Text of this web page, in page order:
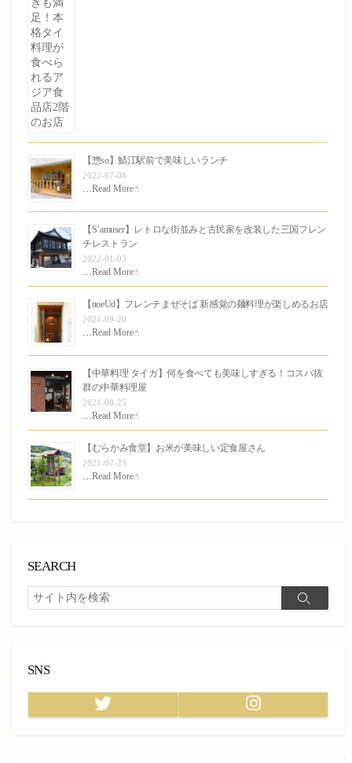
【惣so】鯖江駅前で美味しいランチ
2022-07-08
Read More☝︎
【S’amuser】レトロな街並みと古民家を改装した三国フレン
チレストラン
2022-01-03
Read More☝︎
【noeUd】フレンチまぜそば 新感覚の麺料理が楽しめるお店
2021-09-20
Read More☝︎
【中華料理 タイガ】何を食べても美味しすぎる！コスパ抜
群の中華料理屋
2021-08-25
Read More☝︎
【むらかみ食堂】お米が美味しい定食屋さん
2021-07-23
Read More☝︎
SEARCH
検
索
検
SNS
Twitter Instagram